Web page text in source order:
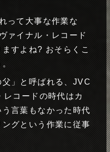
って大事な作業な
ァイナル・レコード
すよね? おそらくこ
」と呼ばれる、JVC
コードの時代はカ
言葉もなかった時代
グという作業に従事